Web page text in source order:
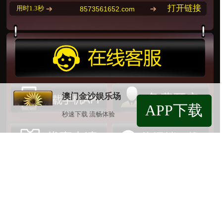
用时1.3秒 8573561652.com 打开链接
澳门金沙娱乐场
秒速下载 流畅体验 APP下载